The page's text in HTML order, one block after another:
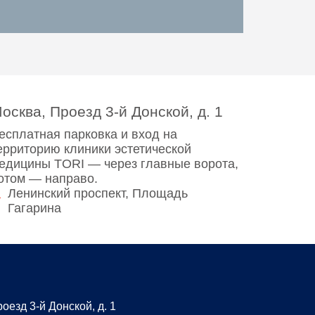
Проезд 3-й Донской, д. 1
парковка и вход на
клиники эстетической
TORI — через главные ворота,
— направо.
Ленинский проспект, Площадь
Гагарина
3-й Донской, д. 1